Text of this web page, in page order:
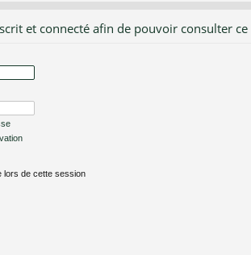
et connecté afin de pouvoir consulter
lors de cette session